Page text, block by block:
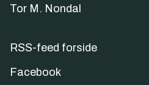
Tor M. Nondal
RSS-feed forside
Facebook